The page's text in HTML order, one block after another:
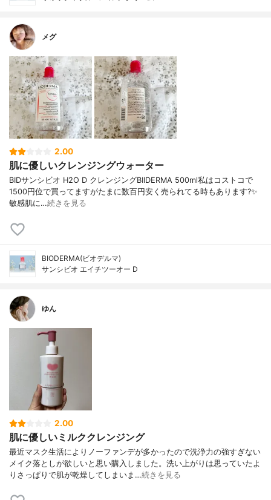
メグ
2.00
肌に優しいクレンジングウォーター
BIDサンシビオ H2O D クレンジングBIIDERMA 500ml私はコストコで
1500円位で買ってますがたまに数百円安く売られてる時もあります?✨
敏感肌に…続きを見る
BIODERMA(ビオデルマ)
サンシビオ エイチツーオー D
ゆん
2.00
肌に優しいミルククレンジング
最近マスク生活によりノーファンデが多かったので洗浄力の強すぎない
メイク落としが欲しいと思い購入しました。洗い上がりは思っていたよ
りさっぱりで肌が乾燥してしまいま…続きを見る